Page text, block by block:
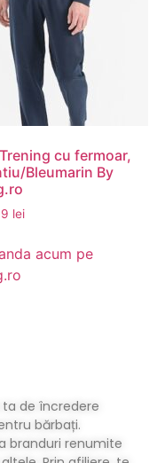
cu fermoar,
Bleumarin By
lei
acum pe
de încredere
bărbați.
branduri renumite